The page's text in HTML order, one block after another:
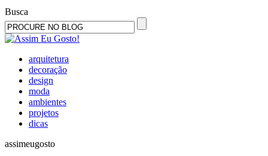
Busca
arquitetura
decoração
design
moda
ambientes
projetos
dicas
assimeugosto